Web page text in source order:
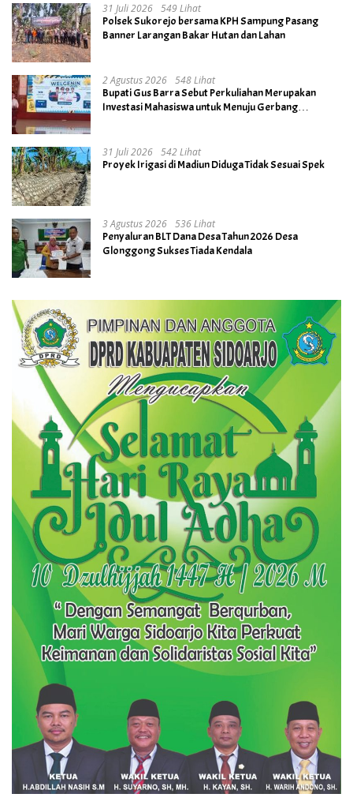
31 Juli 2026 549 Lihat
Polsek Sukorejo bersama KPH Sampung Pasang
Banner Larangan Bakar Hutan dan Lahan
2 Agustus 2026 548 Lihat
Bupati Gus Barra Sebut Perkuliahan Merupakan
Investasi Mahasiswa untuk Menuju Gerbang
31 Juli 2026 542 Lihat
Proyek Irigasi di Madiun Diduga Tidak Sesuai Spek
3 Agustus 2026 536 Lihat
Penyaluran BLT Dana Desa Tahun 2026 Desa
Glonggong Sukses Tiada Kendala